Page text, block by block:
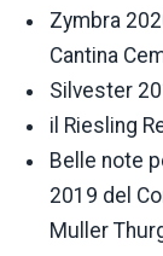
Zymbra
Cantina
Silvester
il Riesling
Belle note
2019 del
Muller